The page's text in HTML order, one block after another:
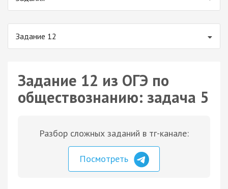
Задание 12
Задание 12 из ОГЭ по
обществознанию: задача 5
Разбор сложных заданий в тг-канале:
Посмотреть